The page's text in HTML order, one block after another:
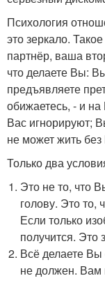
Психология
это зеркало.
партнёр, ваша
что делаете Вы:
предъявляете
обижаетесь, - и
Вас игнорируют;
не может жить без
Только два
Это не то, что
голову. Это то,
Если только
получится. Это
Всё делаете Вы
не должен. Вам